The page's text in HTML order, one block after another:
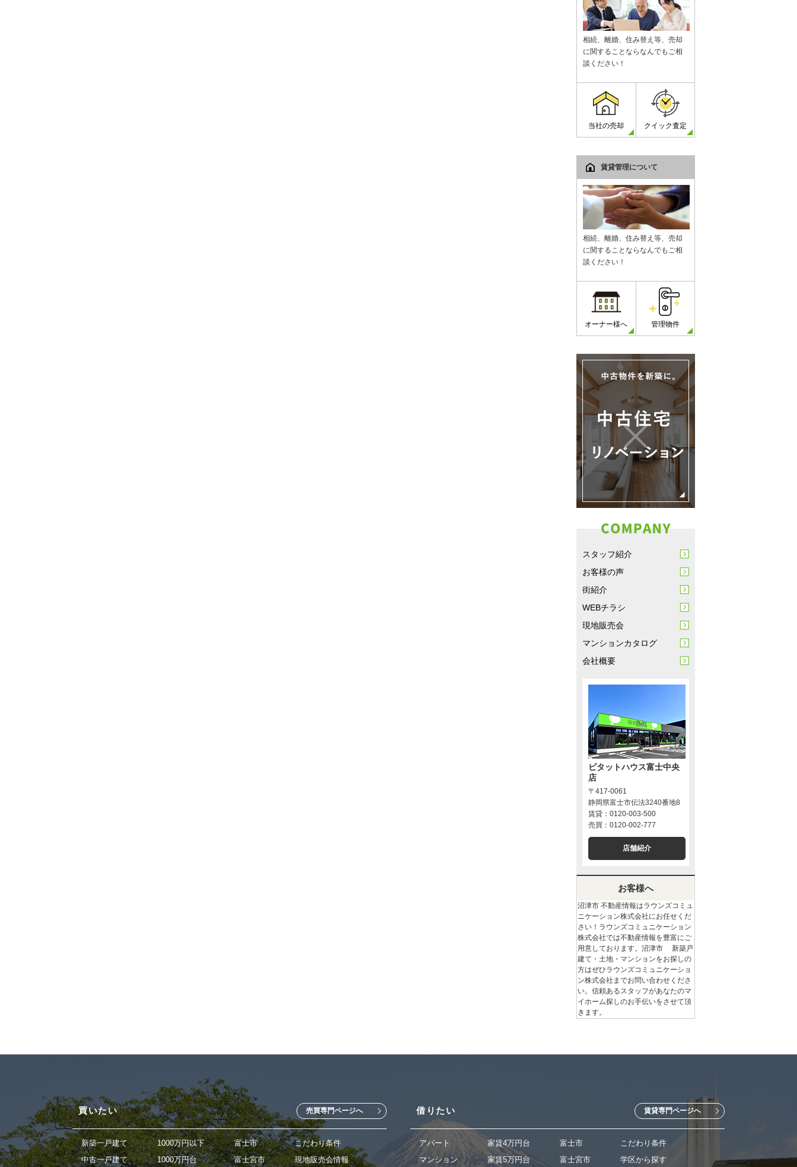
相続、離婚、住み替え等、売却
に関することならなんでもご相
談ください！
当社の売却 クイック査定
賃貸管理について
相続、離婚、住み替え等、売却
に関することならなんでもご相
談ください！
オーナー様へ 管理物件
スタッフ紹介
お客様の声
街紹介
WEBチラシ
現地販売会
マンションカタログ
会社概要
ピタットハウス富士中央
店
〒417-0061
静岡県富士市伝法3240番地8
賃貸：0120-003-500
売買：0120-002-777
店舗紹介
お客様へ
沼津市 不動産情報はラウンズコミュ
ニケーション株式会社にお任せくだ
さい！ラウンズコミュニケーション
株式会社では不動産情報を豊富にご
用意しております。沼津市 新築戸
建て・土地・マンションをお探しの
方はぜひラウンズコミュニケーショ
ン株式会社までお問い合わせくださ
い。信頼あるスタッフがあなたのマ
イホーム探しのお手伝いをさせて頂
きます。
買いたい 売買専門ページへ
新築一戸建て
中古一戸建て
1000万円以下
1000万円台
富士市
富士宮市
こだわり条件
現地販売会情報
借りたい 賃貸専門ページへ
アパート
マンション
家賃4万円台
家賃5万円台
富士市
富士宮市
こだわり条件
学区から探す